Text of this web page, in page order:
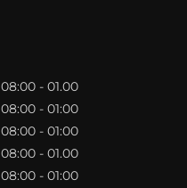
08:00 - 01.00
08:00 - 01:00
08:00 - 01:00
08:00 - 01.00
08:00 - 01:00